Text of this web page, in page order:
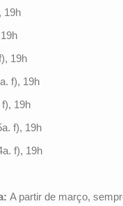
19h
19h
f), 19h
19h
f), 19h
f), 19h
A partir de março,